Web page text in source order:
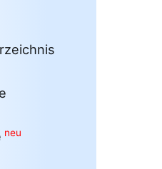
neu